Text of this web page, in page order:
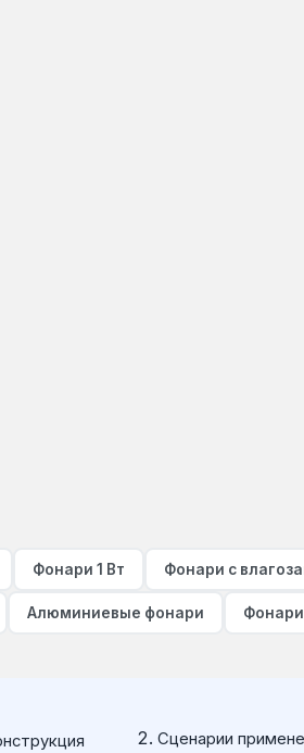
Фонари 1 Вт Фонари с
Алюминиевые фонари
Сценарии